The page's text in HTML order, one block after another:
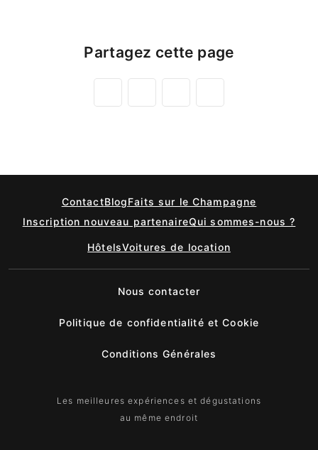
Partagez cette page
ContactBlogFaits sur le Champagne
Inscription nouveau partenaireQui sommes-nous ?
HôtelsVoitures de location
Nous contacter
Politique de confidentialité et Cookie
Conditions Générales
Les meilleures expériences et dégustations
au même endroit